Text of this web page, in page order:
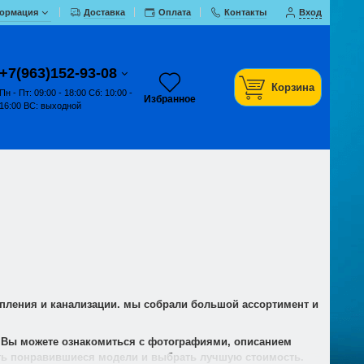
Доставка Оплата Контакты Вход
+7(963)152-93-08
Пн - Пт: 09:00 - 18:00 Сб: 10:00 -
16:00 ВС: выходной
Избранное
Корзина
и канализации. мы собрали большой ассортимент и
можете ознакомиться с фотографиями, описанием
понравившиеся модели и выбрать лучшую стоимость.